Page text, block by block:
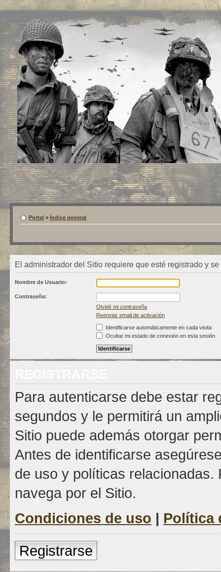
Portal » Índice general
El administrador del Sitio requiere que esté registrado y
Nombre de Usuario:
Contraseña:
Olvidé mi contraseña
Reenviar email de activación
Identificarse automáticamente en cada visita
Ocultar mi estado de conexión en esta sesión
Para autenticarse debe estar
segundos y le permitirá un
Sitio puede además otorgar
Antes de identificarse
de uso y políticas
navega por el Sitio.
Condiciones de uso | Política
Registrarse